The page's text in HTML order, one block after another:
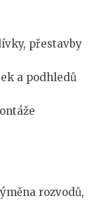
přestavby
a podhledů
rozvodů,